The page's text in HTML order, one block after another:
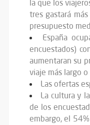
la que los
tres gastará
presupuesto
España
encuestados)
aumentaran su
viaje más largo
Las ofertas
La cultura y
de los
embargo, el